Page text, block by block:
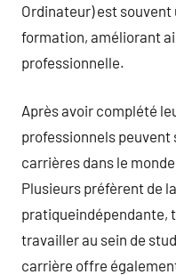
Ordinateur) est
formation, améliorant
professionnelle.
Après avoir complété
professionnels peuvent
carrières dans le
Plusieurs préfèrent de
pratiqueindépendante,
travailler au sein de
carrière offre